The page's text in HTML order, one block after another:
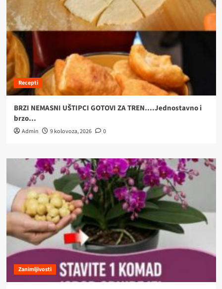
Recepti
BRZI NEMASNI UŠTIPCI GOTOVI ZA TREN….Jednostavno i
brzo…
Admin 9 kolovoza, 2026 0
Zanimljivosti